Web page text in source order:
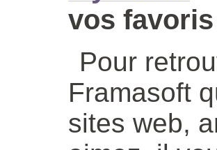
vos
Pour
Framasoft
sites web,